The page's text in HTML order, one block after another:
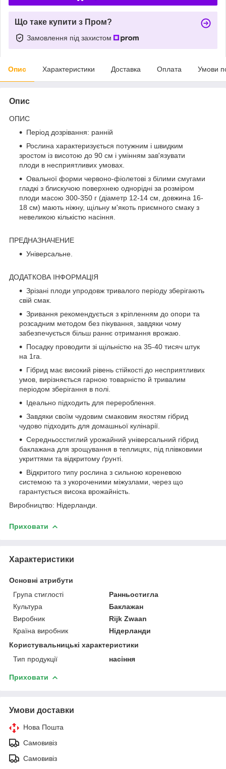
Що таке купити з Пром?
Замовлення під захистом
Опис Характеристики Доставка Оплата Умови
Опис
ОПИС
Період дозрівання: ранній
Рослина характеризується потужним і швидким
зростом із висотою до 90 см і умінням зав'язувати
плоди в несприятливих умовах.
Овальної форми червоно-фіолетові з білими смугами
гладкі з блискучою поверхнею однорідні за розміром
плоди масою 300-350 г (діаметр 12-14 см, довжина 16-
18 см) мають ніжну, щільну м'якоть приємного смаку з
невеликою кількістю насіння.
ПРЕДНАЗНАЧЕНИЕ
Універсальне.
ДОДАТКОВА ІНФОРМАЦІЯ
Зрізані плоди упродовж тривалого періоду зберігають
свій смак.
Зривання рекомендується з кріпленням до опори та
розсадним методом без пікування, завдяки чому
забезпечується більш раннє отримання врожаю.
Посадку проводити зі щільністю на 35-40 тисяч штук
на 1га.
Гібрид має високий рівень стійкості до несприятливих
умов, вирізняється гарною товарністю й тривалим
періодом зберігання в полі.
Ідеально підходить для перероблення.
Завдяки своїм чудовим смаковим якостям гібрид
чудово підходить для домашньої кулінарії.
Середньосстиглий урожайний універсальний гібрид
баклажана для зрощування в теплицях, під плівковими
укриттями та відкритому ґрунті.
Відкритого типу рослина з сильною кореневою
системою та з укороченими міжузлами, через що
гарантується висока врожайність.
Виробництво: Нідерланди.
Приховати
Характеристики
Основні атрибути
Група стиглості
Ранньостигла
Культура
Баклажан
Виробник
Rijk Zwaan
Країна виробник
Нідерланди
Користувальницькі характеристики
Тип продукції
насіння
Приховати
Умови доставки
Нова Пошта
Самовивіз
Самовивіз